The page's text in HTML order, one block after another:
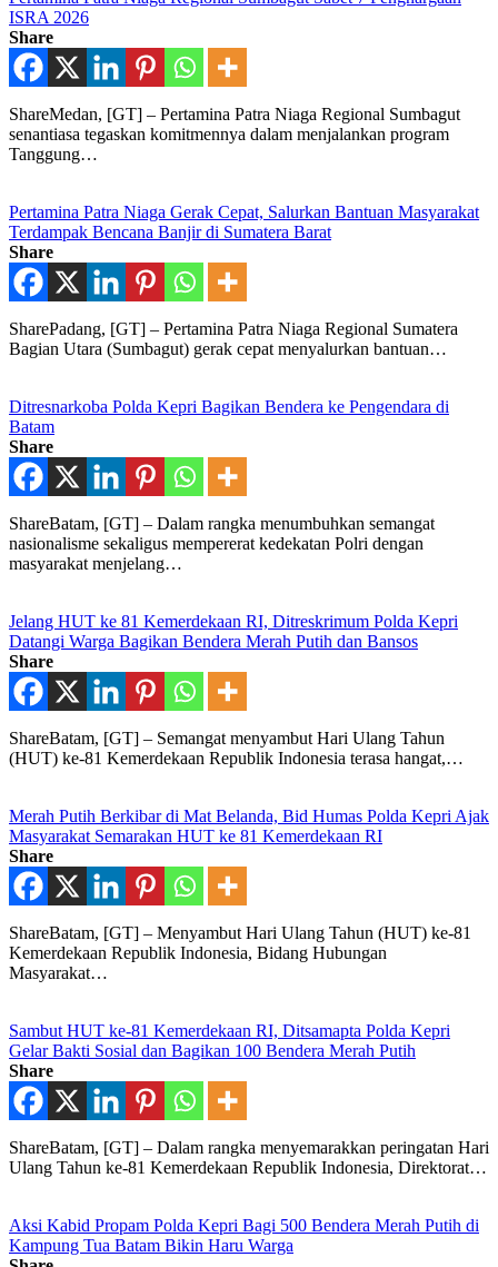
ISRA 2026
Share
ShareMedan, [GT] – Pertamina Patra Niaga Regional Sumbagut
senantiasa tegaskan komitmennya dalam menjalankan program
Tanggung…
Pertamina Patra Niaga Gerak Cepat, Salurkan Bantuan Masyarakat
Terdampak Bencana Banjir di Sumatera Barat
Share
SharePadang, [GT] – Pertamina Patra Niaga Regional Sumatera
Bagian Utara (Sumbagut) gerak cepat menyalurkan bantuan…
Ditresnarkoba Polda Kepri Bagikan Bendera ke Pengendara di
Batam
Share
ShareBatam, [GT] – Dalam rangka menumbuhkan semangat
nasionalisme sekaligus mempererat kedekatan Polri dengan
masyarakat menjelang…
Jelang HUT ke 81 Kemerdekaan RI, Ditreskrimum Polda Kepri
Datangi Warga Bagikan Bendera Merah Putih dan Bansos
Share
ShareBatam, [GT] – Semangat menyambut Hari Ulang Tahun
(HUT) ke-81 Kemerdekaan Republik Indonesia terasa hangat,…
Merah Putih Berkibar di Mat Belanda, Bid Humas Polda Kepri Ajak
Masyarakat Semarakan HUT ke 81 Kemerdekaan RI
Share
ShareBatam, [GT] – Menyambut Hari Ulang Tahun (HUT) ke-81
Kemerdekaan Republik Indonesia, Bidang Hubungan
Masyarakat…
Sambut HUT ke-81 Kemerdekaan RI, Ditsamapta Polda Kepri
Gelar Bakti Sosial dan Bagikan 100 Bendera Merah Putih
Share
ShareBatam, [GT] – Dalam rangka menyemarakkan peringatan Hari
Ulang Tahun ke-81 Kemerdekaan Republik Indonesia, Direktorat…
Aksi Kabid Propam Polda Kepri Bagi 500 Bendera Merah Putih di
Kampung Tua Batam Bikin Haru Warga